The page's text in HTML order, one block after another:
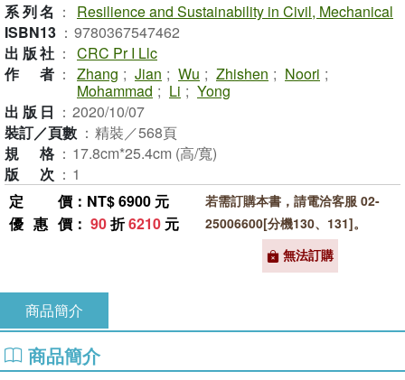
系列名 ：
Resilience and Sustainability in Civil, Mechanical
ISBN13 ： 9780367547462
出版社 ： CRC Pr I Llc
作者 ： Zhang ; Jian ; Wu ; Zhishen ; Noori ;
Mohammad ; Li ; Yong
出版日 ： 2020/10/07
裝訂／頁數 ： 精裝／568頁
規格 ： 17.8cm*25.4cm (高/寬)
版次 ： 1
定價 ：NT$ 6900 元
優惠價 ： 90折6210 元
若需訂購本書，請電洽客服 02-
25006600[分機130、131]。
無法訂購
商品簡介
商品簡介